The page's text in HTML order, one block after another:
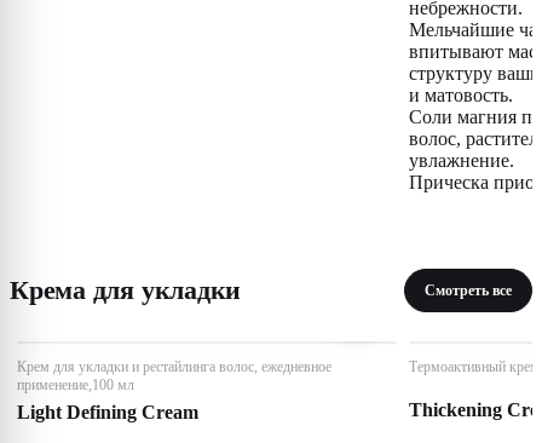
небрежности.
Мельчайшие
впитывают
структуру
и матовость.
Соли магния
волос,
увлажнение.
Прическа
Крема для укладки Смотреть все
Крем для укладки и рестайлинга волос, ежедневное
применение,100 мл
Light Defining Cream
Термоактивный крем
Thickening